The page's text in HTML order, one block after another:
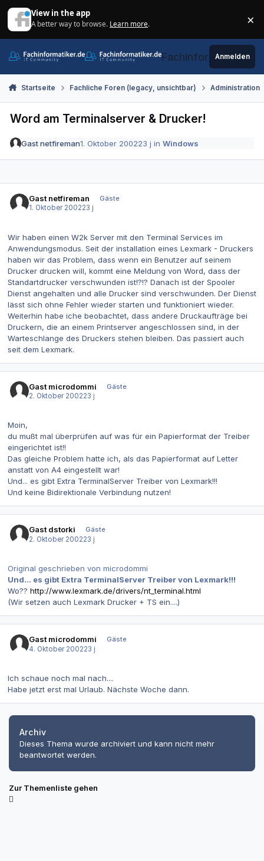
View in the app
A better way to browse. Learn more. ×
Fachinformatiker.de
Anmelden
Startseite Fachliche Foren (legacy, unsichtbar) Administration
Word am Terminalserver & Drucker!
Gast netfireman1. Oktober 200223 j inWindows
Gast netfireman
Gäste
1. Oktober 200223 j
Wir haben einen W2k Server mit den Terminal Services im
Anwendungsmodus. Seit der installation eines Lexmark - Druckers
haben wir das Problem, dass wenn ein Benutzer auf seinem
Drucker drucken will, kommt eine Meldung von Word, dass der
Standartdrucker verschwunden ist!?!? Danach ist der Spooler
Dienst angehalten und alle Drucker sind verschwunden. Der Dienst
lässt sich ohne Fehler wieder starten und funktioniert wieder.
Weiterhin habe iche beobachtet, dass andere Druckaufträge bei
Druckern, die an einem Printserver angeschlossen sind, in der
Warteschlange des Druckers stehen bleiben. Das passiert auch
seit dem Lexmark.
Gast microdommi
Gäste
2. Oktober 200223 j
Moin,
du mußt mal überprüfen auf was für ein Papierformat der Treiber
eingerichtet ist!!
Das gleiche Problem hatte ich, als das Papierformat auf Letter
anstatt von A4 eingestellt war!
Und... es gibt Extra TerminalServer Treiber von Lexmark!!!
Und keine Bidirektionale Verbindung nutzen!
Gast dstorki
Gäste
2. Oktober 200223 j
Original geschrieben von microdommi
Und... es gibt Extra TerminalServer Treiber von Lexmark!!!
Wo?? http://www.lexmark.de/drivers/nt_terminal.html
(Wir setzen auch Lexmark Drucker + TS ein....)
Gast microdommi
Gäste
4. Oktober 200223 j
Ich schaue noch mal nach....
Habe jetzt erst mal Urlaub. Nächste Woche dann.
Archiv
Dieses Thema wurde archiviert und kann nicht mehr
beantwortet werden.
Zur Themenliste gehen